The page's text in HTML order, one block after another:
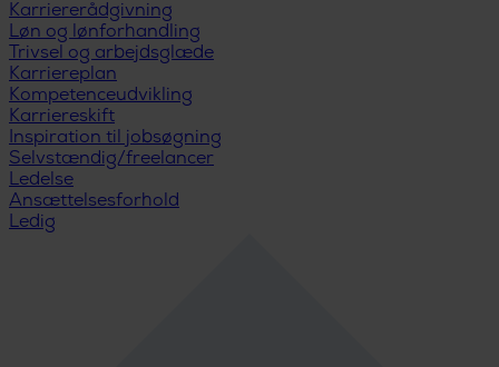
Karriererådgivning
Løn og lønforhandling
Trivsel og arbejdsglæde
Karriereplan
Kompetenceudvikling
Karriereskift
Inspiration til jobsøgning
Selvstændig/freelancer
Ledelse
Ansættelsesforhold
Ledig